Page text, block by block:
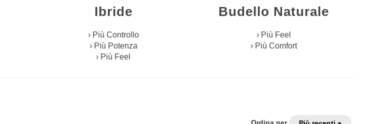
Ibride
› Più Controllo
› Più Potenza
› Più Feel
Budello Naturale
› Più Feel
› Più Comfort
Ordina per